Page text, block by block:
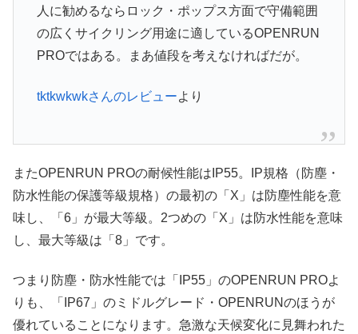
人に勧めるならロック・ポップス方面で守備範囲
の広くサイクリング用途に適しているOPENRUN
PROではある。まあ値段を考えなければだが。
tktkwkwkさんのレビューより
またOPENRUN PROの耐候性能はIP55。IP規格（防塵・
防水性能の保護等級規格）の最初の「X」は防塵性能を意
味し、「6」が最大等級。2つめの「X」は防水性能を意味
し、最大等級は「8」です。
つまり防塵・防水性能では「IP55」のOPENRUN PROよ
りも、「IP67」のミドルグレード・OPENRUNのほうが
優れていることになります。急激な天候変化に見舞われた